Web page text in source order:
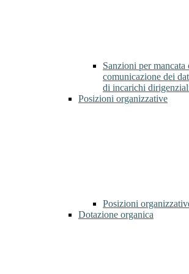
Sanzioni per mancata
comunicazione dei
di incarichi
Posizioni organizzative
Posizioni
Dotazione organica